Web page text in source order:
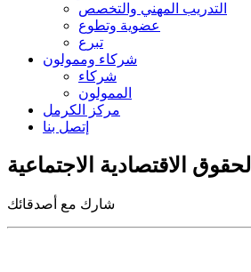
التدريب المهني والتخصص
عضوية وتطوع
تبرع
شركاء وممولون
شركاء
الممولون
مركز الكرمل
إتصل بنا
الحقوق الاقتصادية الاجتماعية
شارك مع أصدقائك